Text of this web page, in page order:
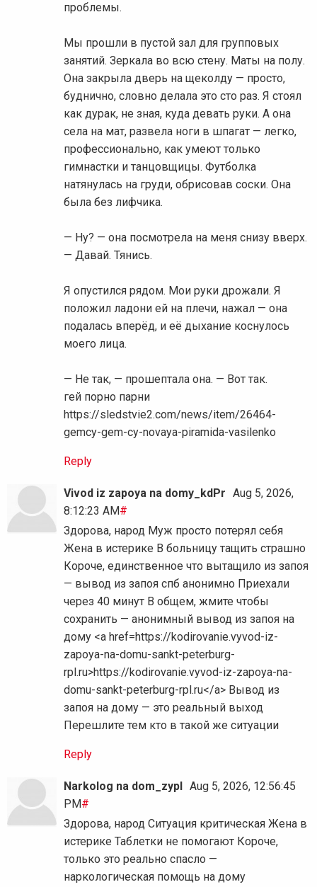
проблемы.
Мы прошли в пустой зал для групповых
занятий. Зеркала во всю стену. Маты на полу.
Она закрыла дверь на щеколду — просто,
буднично, словно делала это сто раз. Я стоял
как дурак, не зная, куда девать руки. А она
села на мат, развела ноги в шпагат — легко,
профессионально, как умеют только
гимнастки и танцовщицы. Футболка
натянулась на груди, обрисовав соски. Она
была без лифчика.
— Ну? — она посмотрела на меня снизу вверх.
— Давай. Тянись.
Я опустился рядом. Мои руки дрожали. Я
положил ладони ей на плечи, нажал — она
подалась вперёд, и её дыхание коснулось
моего лица.
— Не так, — прошептала она. — Вот так.
гей порно парни
https://sledstvie2.com/news/item/26464-
gemcy-gem-cy-novaya-piramida-vasilenko
Reply
Vivod iz zapoya na domy_kdPr Aug 5, 2026,
8:12:23 AM#
Здорова, народ Муж просто потерял себя
Жена в истерике В больницу тащить страшно
Короче, единственное что вытащило из запоя
— вывод из запоя спб анонимно Приехали
через 40 минут В общем, жмите чтобы
сохранить — анонимный вывод из запоя на
дому <a href=https://kodirovanie.vyvod-iz-
zapoya-na-domu-sankt-peterburg-
rpl.ru>https://kodirovanie.vyvod-iz-zapoya-na-
domu-sankt-peterburg-rpl.ru</a> Вывод из
запоя на дому — это реальный выход
Перешлите тем кто в такой же ситуации
Reply
Narkolog na dom_zypl
Aug 5, 2026, 12:56:45
PM#
Здорова, народ Ситуация критическая Жена в
истерике Таблетки не помогают Короче,
только это реально спасло —
наркологическая помощь на дому